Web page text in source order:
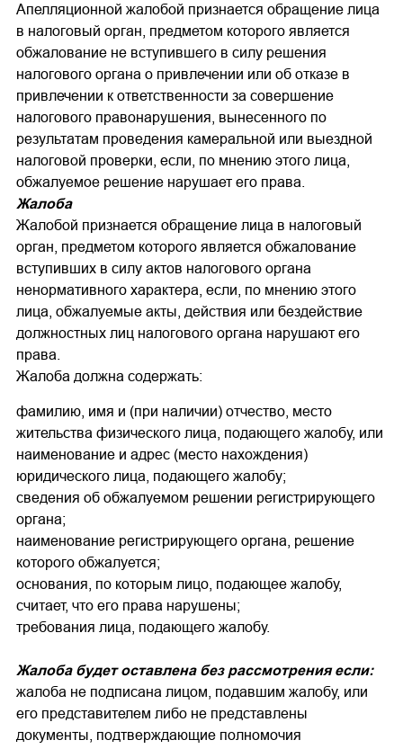
Апелляционной жалобой признается обращение лица
в налоговый орган, предметом которого является
обжалование не вступившего в силу решения
налогового органа о привлечении или об отказе в
привлечении к ответственности за совершение
налогового правонарушения, вынесенного по
результатам проведения камеральной или выездной
налоговой проверки, если, по мнению этого лица,
обжалуемое решение нарушает его права.
Жалоба
Жалобой признается обращение лица в налоговый
орган, предметом которого является обжалование
вступивших в силу актов налогового органа
ненормативного характера, если, по мнению этого
лица, обжалуемые акты, действия или бездействие
должностных лиц налогового органа нарушают его
права.
Жалоба должна содержать:
фамилию, имя и (при наличии) отчество, место
жительства физического лица, подающего жалобу, или
наименование и адрес (место нахождения)
юридического лица, подающего жалобу;
сведения об обжалуемом решении регистрирующего
органа;
наименование регистрирующего органа, решение
которого обжалуется;
основания, по которым лицо, подающее жалобу,
считает, что его права нарушены;
требования лица, подающего жалобу.
Жалоба будет оставлена без рассмотрения если:
жалоба не подписана лицом, подавшим жалобу, или
его представителем либо не представлены
документы, подтверждающие полномочия